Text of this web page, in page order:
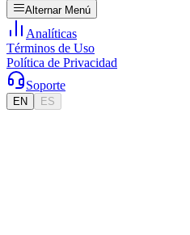
Alternar Menú
Analíticas
Términos de Uso
Política de Privacidad
Soporte
EN ES